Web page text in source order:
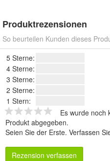
Produktrezensionen
So beurteilen Kunden dieses
5 Sterne:
4 Sterne:
3 Sterne:
2 Sterne:
1 Stern:
Es wurde noch
Produkt abgegeben.
Seien Sie der Erste. Verfassen
Rezension verfassen